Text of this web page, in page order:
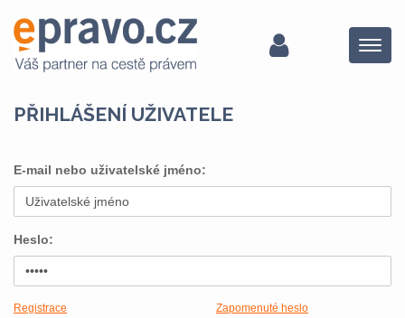
Menu
PŘIHLÁŠENÍ UŽIVATELE
E-mail nebo uživatelské jméno:
Heslo:
Registrace Zapomenuté heslo